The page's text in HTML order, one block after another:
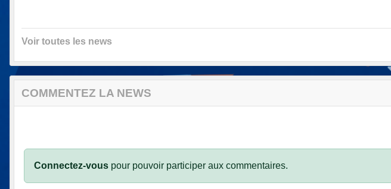
Voir toutes les news
COMMENTEZ LA NEWS
Connectez-vous pour pouvoir participer aux commentaires.